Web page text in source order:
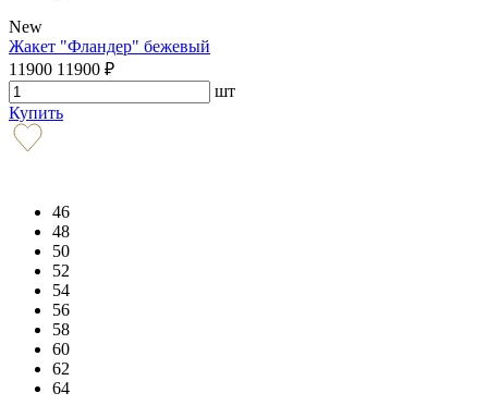
New
Жакет "Фландер" бежевый
11900 11900 ₽
шт
Купить
46
48
50
52
54
56
58
60
62
64